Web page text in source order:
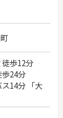
徒歩12分
歩24分
ス14分 「大